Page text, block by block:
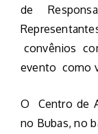
de
convênios
evento como
O Centro de
no Bubas, no